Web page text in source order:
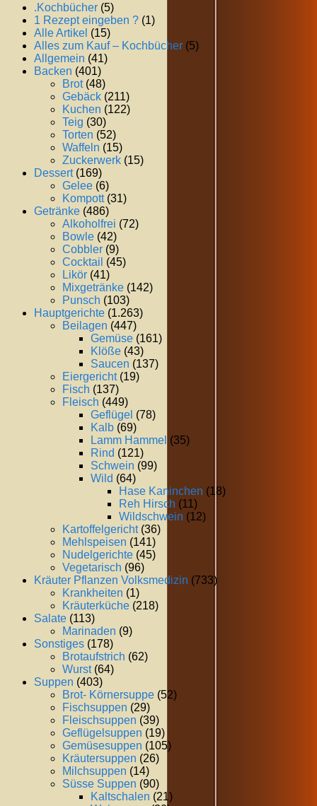
.Kochbücher (5)
1 Rezept eingeben ? (1)
Alle Artikel (15)
Alles zum Kauf – Kochbücher (5)
Allgemein (41)
Backen (401)
Brot(48)
Gebäck (211)
Kuchen (122)
Teig (30)
Torten (52)
Waffeln (15)
Zuckerwerk (15)
Dessert(169)
Gelee (6)
Kompott(31)
Getränke (486)
Alkoholfrei (72)
Bowle (42)
Cobbler (9)
Cocktail (45)
Likör (41)
Mixgetränke (142)
Punsch (103)
Hauptgerichte (1.263)
Beilagen (447)
Gemüse (161)
Klöße (43)
Saucen (137)
Eiergericht(19)
Fisch (137)
Fleisch (449)
Geflügel (78)
Kalb (69)
Lamm Hammel (35)
Rind (121)
Schwein (99)
Wild (64)
Hase Kaninchen (18)
Reh Hirsch (11)
Wildschwein (12)
Kartoffelgericht(36)
Mehlspeisen (141)
Nudelgerichte (45)
Vegetarisch (96)
Kräuter Pflanzen Volksmedizin (733)
Krankheiten (1)
Kräuterküche (218)
Salate (113)
Marinaden (9)
Sonstiges (178)
Brotaufstrich (62)
Wurst(64)
Suppen (403)
Brot- Körnersuppe (52)
Fischsuppen (29)
Fleischsuppen (39)
Geflügelsuppen (19)
Gemüsesuppen (105)
Kräutersuppen (26)
Milchsuppen (14)
Süsse Suppen (90)
Kaltschalen (21)